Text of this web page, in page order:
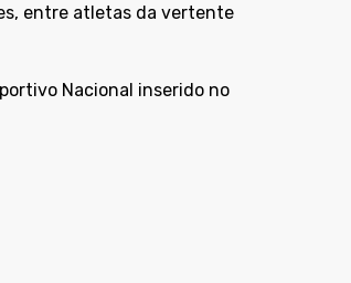
entre atletas da vertente
Nacional inserido no